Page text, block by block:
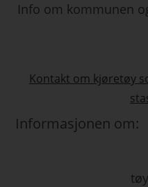
Info om kommunen
Kontakt om kjøretøy
Informasjonen om: